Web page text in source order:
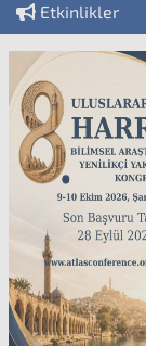
Etkinlikler